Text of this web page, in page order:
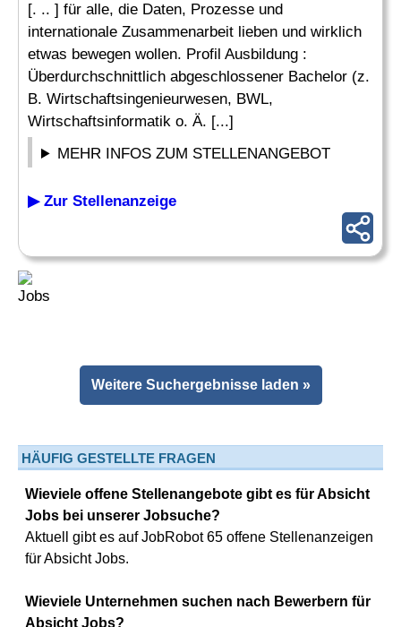
[. .. ] für alle, die Daten, Prozesse und
internationale Zusammenarbeit lieben und wirklich
etwas bewegen wollen. Profil Ausbildung :
Überdurchschnittlich abgeschlossener Bachelor (z.
B. Wirtschaftsingenieurwesen, BWL,
Wirtschaftsinformatik o. Ä. [...]
MEHR INFOS ZUM STELLENANGEBOT
▶ Zur Stellenanzeige
Weitere Suchergebnisse laden »
HÄUFIG GESTELLTE FRAGEN
Wieviele offene Stellenangebote gibt es für Absicht
Jobs bei unserer Jobsuche?
Aktuell gibt es auf JobRobot 65 offene Stellenanzeigen
für Absicht Jobs.
Wieviele Unternehmen suchen nach Bewerbern für
Absicht Jobs?